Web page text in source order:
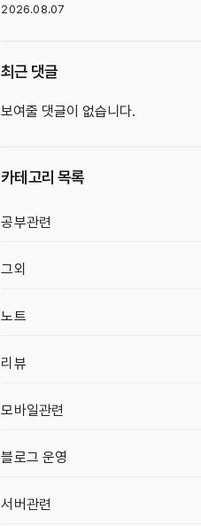
2026.08.07
최근 댓글
보여줄 댓글이 없습니다.
카테고리 목록
공부관련
그외
노트
리뷰
모바일관련
블로그 운영
서버관련